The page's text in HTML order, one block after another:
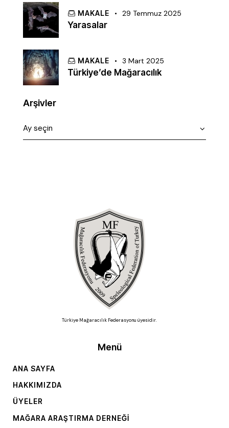
MAKALE 29 Temmuz 2025
Yarasalar
MAKALE 3 Mart 2025
Türkiye’de Mağaracılık
Arşivler
Türkiye Mağaracılık Federasyonu üyesidir.
Menü
ANA SAYFA
HAKKIMIZDA
ÜYELER
MAĞARA ARAŞTIRMA DERNEĞI